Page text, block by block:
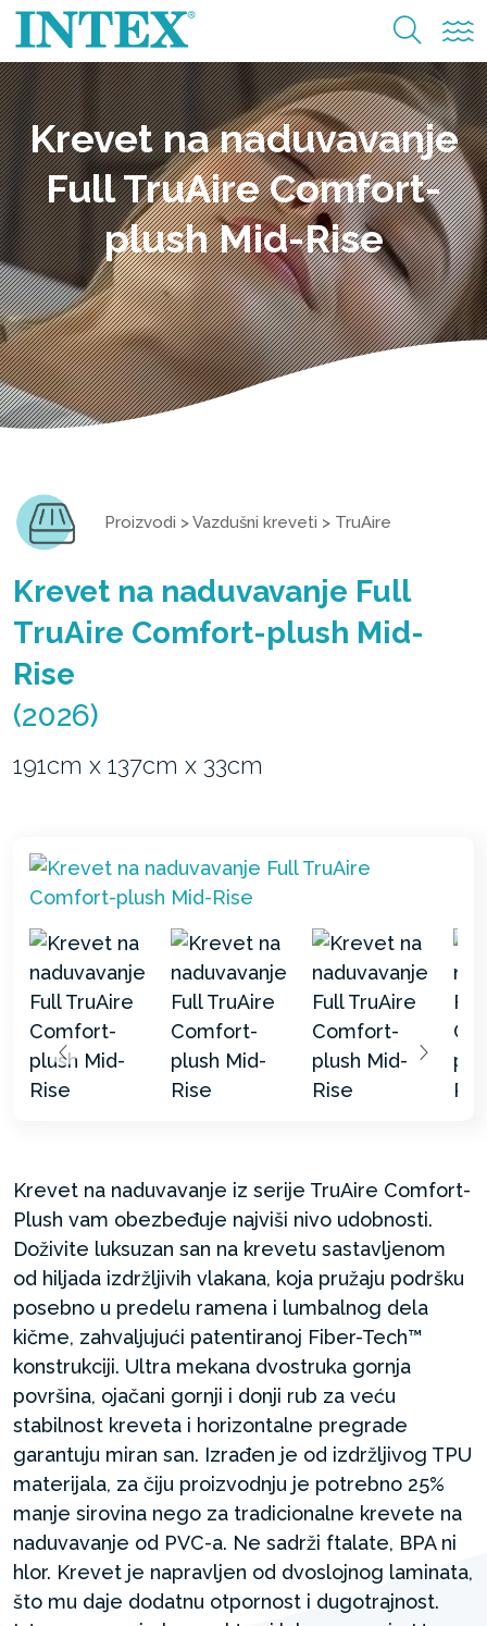
Krevet na naduvavanje
Full TruAire Comfort-
plush Mid-Rise
Proizvodi >Vazdušni kreveti > TruAire
Krevet na naduvavanje Full
TruAire Comfort-plush Mid-
Rise
(2026)
191cm x 137cm x 33cm
Krevet na naduvavanje iz serije TruAire Comfort-
Plush vam obezbeđuje najviši nivo udobnosti.
Doživite luksuzan san na krevetu sastavljenom
od hiljada izdržljivih vlakana, koja pružaju podršku
posebno u predelu ramena i lumbalnog dela
kičme, zahvaljujući patentiranoj Fiber-Tech™
konstrukciji. Ultra mekana dvostruka gornja
površina, ojačani gornji i donji rub za veću
stabilnost kreveta i horizontalne pregrade
garantuju miran san. Izrađen je od izdržljivog TPU
materijala, za čiju proizvodnju je potrebno 25%
manje sirovina nego za tradicionalne krevete na
naduvavanje od PVC-a. Ne sadrži ftalate, BPA ni
hlor. Krevet je napravljen od dvoslojnog laminata,
što mu daje dodatnu otpornost i dugotrajnost.